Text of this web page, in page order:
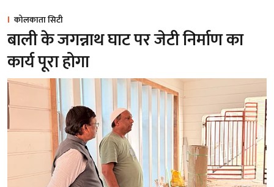
कोलकाता सिटी
बाली के जगन्नाथ घाट पर जेटी निर्माण का
कार्य पूरा होगा